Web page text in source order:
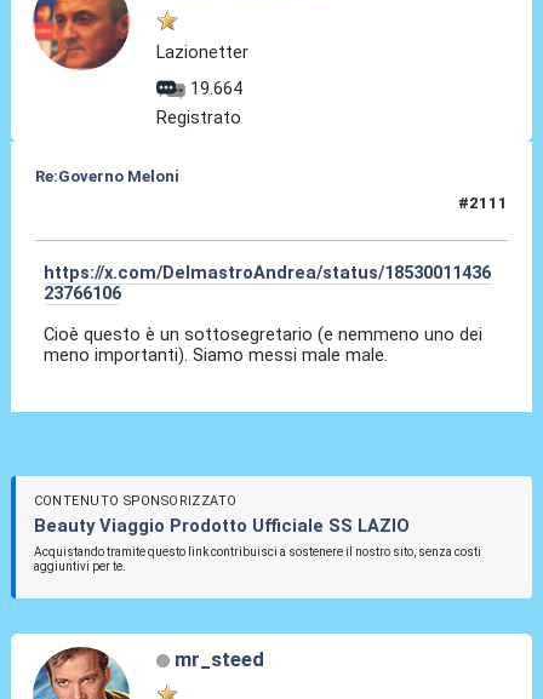
Lazionetter
19.664
Registrato
Re:Governo Meloni
#2111
https://x.com/DelmastroAndrea/status/18530011436
23766106
Cioè questo è un sottosegretario (e nemmeno uno dei
meno importanti). Siamo messi male male.
CONTENUTO SPONSORIZZATO
Beauty Viaggio Prodotto Ufficiale SS LAZIO
Acquistando tramite questo link contribuisci a sostenere il nostro sito, senza costi
aggiuntivi per te.
mr_steed